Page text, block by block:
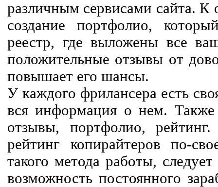
различным сервисами сайта. К
создание портфолио,
реестр, где выложены все
положительные отзывы от
повышает его шансы.
У каждого фрилансера есть
вся информация о нем. Также
отзывы, портфолио,
рейтинг копирайтеров по-
такого метода работы,
возможность постоянного